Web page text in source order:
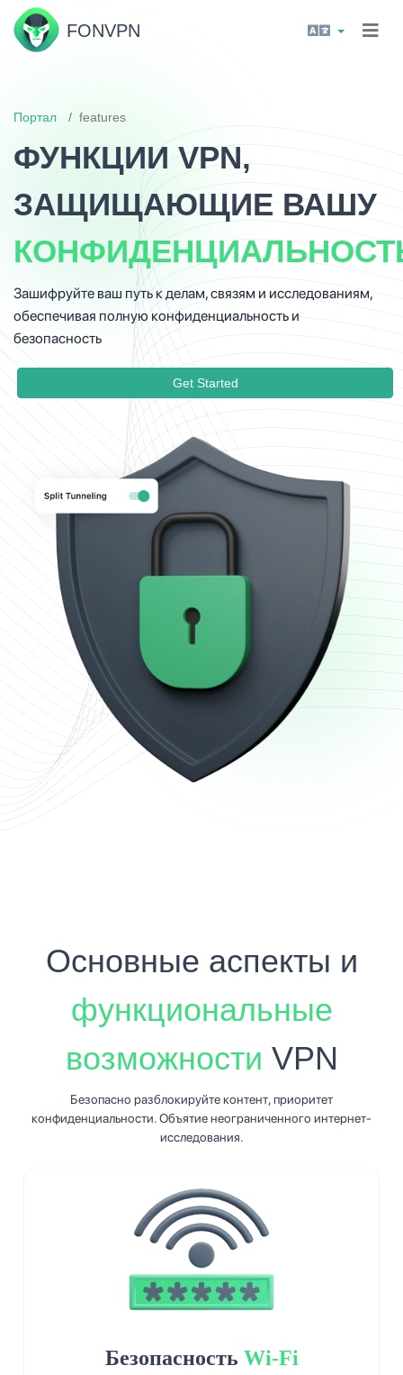
FONVPN
Портал features
ФУНКЦИИ VPN,
ЗАЩИЩАЮЩИЕ ВАШУ
Зашифруйте ваш путь к делам, связям и исследованиям,
обеспечивая полную конфиденциальность и
безопасность
Get Started
Основные аспекты и
функциональные
возможности VPN
Безопасно разблокируйте контент, приоритет
конфиденциальности. Объятие неограниченного интернет-
исследования.
Безопасность Wi-Fi